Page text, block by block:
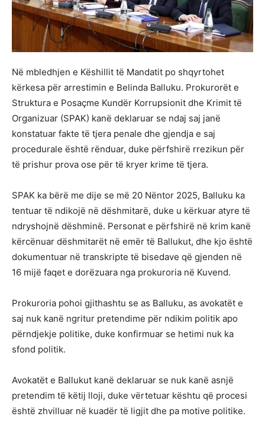
Në mbledhjen e Këshillit të Mandatit po shqyrtohet
kërkesa për arrestimin e Belinda Balluku. Prokurorët e
Struktura e Posaçme Kundër Korrupsionit dhe Krimit të
Organizuar (SPAK) kanë deklaruar se ndaj saj janë
konstatuar fakte të tjera penale dhe gjendja e saj
procedurale është rënduar, duke përfshirë rrezikun për
të prishur prova ose për të kryer krime të tjera.
SPAK ka bërë me dije se më 20 Nëntor 2025, Balluku ka
tentuar të ndikojë në dëshmitarë, duke u kërkuar atyre të
ndryshojnë dëshminë. Personat e përfshirë në krim kanë
kërcënuar dëshmitarët në emër të Ballukut, dhe kjo është
dokumentuar në transkripte të bisedave që gjenden në
16 mijë faqet e dorëzuara nga prokuroria në Kuvend.
Prokuroria pohoi gjithashtu se as Balluku, as avokatët e
saj nuk kanë ngritur pretendime për ndikim politik apo
përndjekje politike, duke konfirmuar se hetimi nuk ka
sfond politik.
Avokatët e Ballukut kanë deklaruar se nuk kanë asnjë
pretendim të këtij lloji, duke vërtetuar kështu që procesi
është zhvilluar në kuadër të ligjit dhe pa motive politike.